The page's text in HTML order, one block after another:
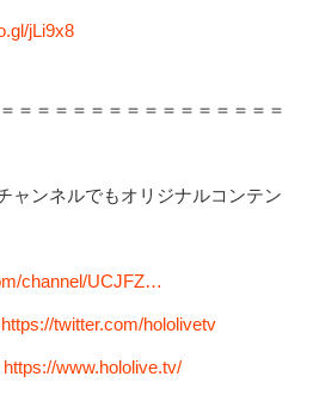
jLi9x8
＝＝＝＝＝＝＝＝＝＝＝＝＝＝＝
ャンネルでもオリジナルコンテン
channel/UCJFZ…
https://twitter.com/hololivetv
https://www.hololive.tv/